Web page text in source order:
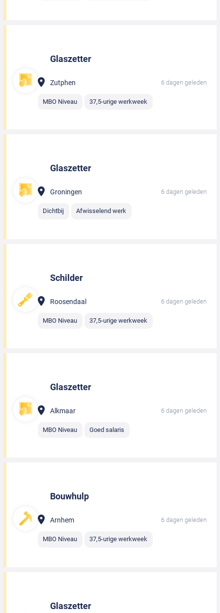
Glaszetter
Zutphen 6 dagen geleden
MBO Niveau 37,5-urige werkweek
Glaszetter
Groningen 6 dagen geleden
Dichtbij Afwisselend werk
Schilder
Roosendaal 6 dagen geleden
MBO Niveau 37,5-urige werkweek
Glaszetter
Alkmaar 6 dagen geleden
MBO Niveau Goed salaris
Bouwhulp
Arnhem 6 dagen geleden
MBO Niveau 37,5-urige werkweek
Glaszetter